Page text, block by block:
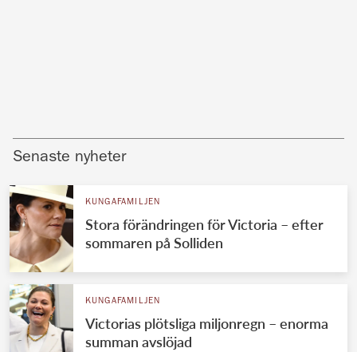
Senaste nyheter
KUNGAFAMILJEN
Stora förändringen för Victoria – efter
sommaren på Solliden
KUNGAFAMILJEN
Victorias plötsliga miljonregn – enorma
summan avslöjad